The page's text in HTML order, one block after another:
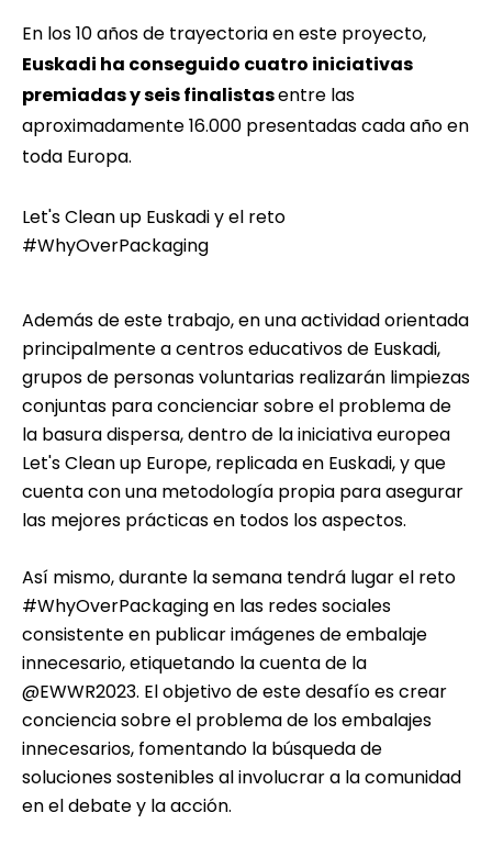
En los 10 años de trayectoria en este proyecto,
Euskadi ha conseguido cuatro iniciativas
premiadas y seis finalistasentre las
aproximadamente 16.000 presentadas cada año en
toda Europa.
Let's Clean up Euskadi y el reto
#WhyOverPackaging
Además de este trabajo, en una actividad orientada
principalmente a centros educativos de Euskadi,
grupos de personas voluntarias realizarán limpiezas
conjuntas para concienciar sobre el problema de
la basura dispersa, dentro de la iniciativa europea
Let's Clean up Europe, replicada en Euskadi, y que
cuenta con una metodología propia para asegurar
las mejores prácticas en todos los aspectos.
Así mismo, durante la semana tendrá lugar el reto
#WhyOverPackaging en las redes sociales
consistente en publicar imágenes de embalaje
innecesario, etiquetando la cuenta de la
@EWWR2023. El objetivo de este desafío es crear
conciencia sobre el problema de los embalajes
innecesarios, fomentando la búsqueda de
soluciones sostenibles al involucrar a la comunidad
en el debate y la acción.